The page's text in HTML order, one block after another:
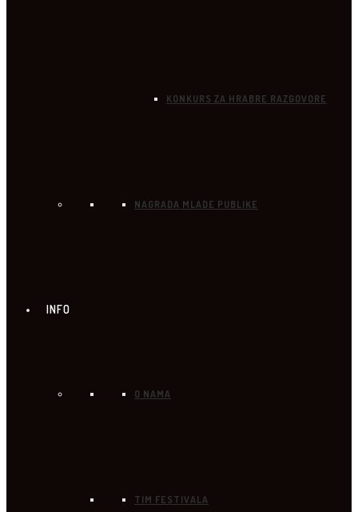
KONKURS ZA HRABRE RAZGOVORE
NAGRADA MLADE PUBLIKE
INFO
O NAMA
TIM FESTIVALA